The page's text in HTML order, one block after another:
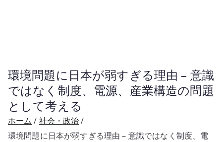
環境問題に日本が弱すぎる理由 – 意識
ではなく制度、電源、産業構造の問題
として考える
ホーム
社会・政治
環境問題に日本が弱すぎる理由 – 意識ではなく制度、電